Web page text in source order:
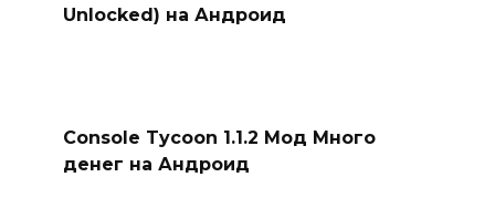
Unlocked) на Андроид
Console Tycoon 1.1.2 Мод Много
денег на Андроид